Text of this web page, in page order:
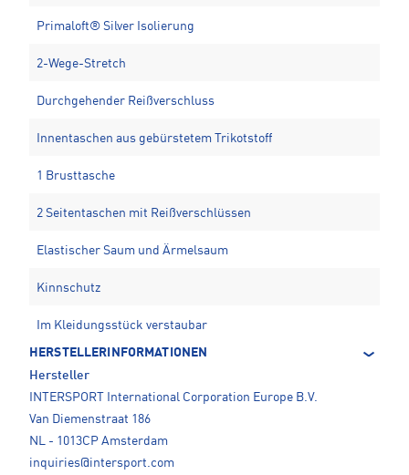
Primaloft® Silver Isolierung
2-Wege-Stretch
Durchgehender Reißverschluss
Innentaschen aus gebürstetem Trikotstoff
1 Brusttasche
2 Seitentaschen mit Reißverschlüssen
Elastischer Saum und Ärmelsaum
Kinnschutz
Im Kleidungsstück verstaubar
HERSTELLERINFORMATIONEN
Hersteller
INTERSPORT International Corporation Europe B.V.
Van Diemenstraat 186
NL - 1013CP Amsterdam
inquiries@intersport.com